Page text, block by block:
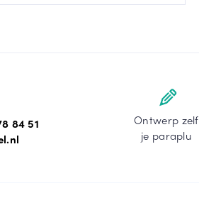
84 51
Ontwerp zelf
je paraplu